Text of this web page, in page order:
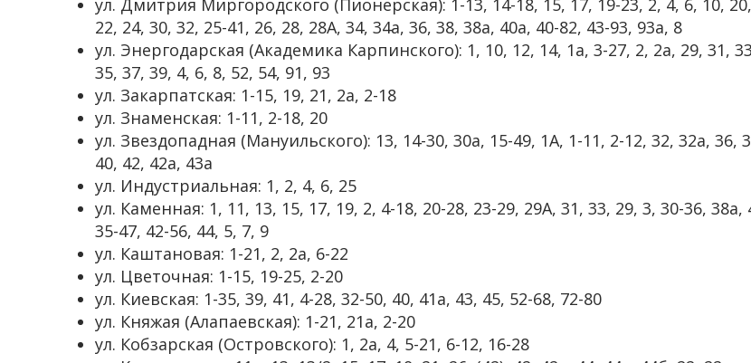
ул. Дмитрия Миргородского (Пионерская): 1-13, 14-18, 15, 17, 19-23, 2, 4, 6, 10, 20,
22, 24, 30, 32, 25-41, 26, 28, 28А, 34, 34а, 36, 38, 38а, 40а, 40-82, 43-93, 93а, 8
ул. Энергодарская (Академика Карпинского): 1, 10, 12, 14, 1а, 3-27, 2, 2а, 29, 31,
35, 37, 39, 4, 6, 8, 52, 54, 91, 93
ул. Закарпатская: 1-15, 19, 21, 2а, 2-18
ул. Знаменская: 1-11, 2-18, 20
ул. Звездопадная (Мануильского): 13, 14-30, 30а, 15-49, 1A, 1-11, 2-12, 32, 32а, 36,
40, 42, 42а, 43а
ул. Индустриальная: 1, 2, 4, 6, 25
ул. Каменная: 1, 11, 13, 15, 17, 19, 2, 4-18, 20-28, 23-29, 29А, 31, 33, 29, 3, 30-36, 38а,
35-47, 42-56, 44, 5, 7, 9
ул. Каштановая: 1-21, 2, 2а, 6-22
ул. Цветочная: 1-15, 19-25, 2-20
ул. Киевская: 1-35, 39, 41, 4-28, 32-50, 40, 41а, 43, 45, 52-68, 72-80
ул. Княжая (Алапаевская): 1-21, 21а, 2-20
ул. Кобзарская (Островского): 1, 2а, 4, 5-21, 6-12, 16-28